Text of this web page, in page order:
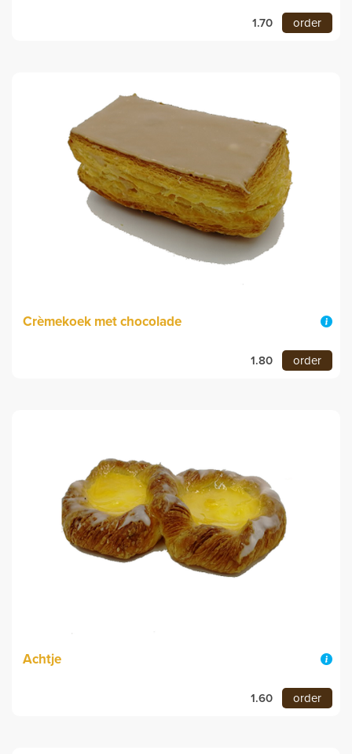
1.70 order
Crèmekoek met chocolade
1.80 order
Achtje
1.60 order